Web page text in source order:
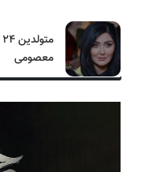
معصومی